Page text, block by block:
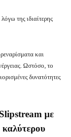
της ιδιαίτερης
και
Ωστόσο, το
δυνατότητες
με